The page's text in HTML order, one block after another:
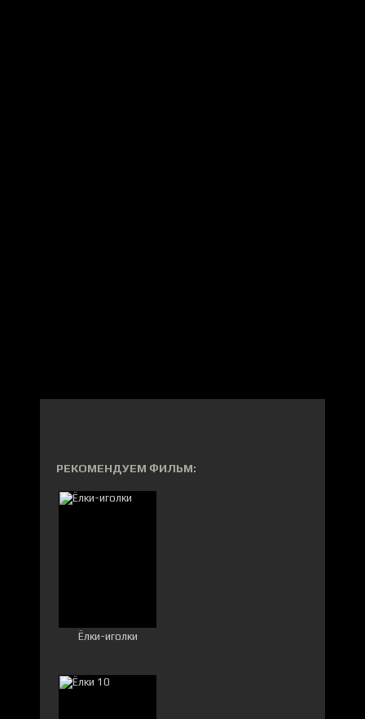
РЕКОМЕНДУЕМ ФИЛЬМ:
Ёлки-иголки